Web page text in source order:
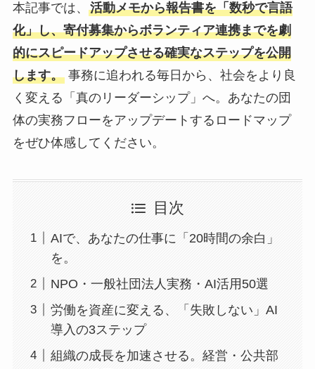
本記事では、 活動メモから報告書を「数秒で言語
化」し、寄付募集からボランティア連携までを劇
的にスピードアップさせる確実なステップを公開
します。事務に追われる毎日から、社会をより良
く変える「真のリーダーシップ」へ。あなたの団
体の実務フローをアップデートするロードマップ
をぜひ体感してください。
目次
AIで、あなたの仕事に「20時間の余白」
を。
NPO・一般社団法人実務・AI活用50選
労働を資産に変える、「失敗しない」AI
導入の3ステップ
組織の成長を加速させる。経営・公共部